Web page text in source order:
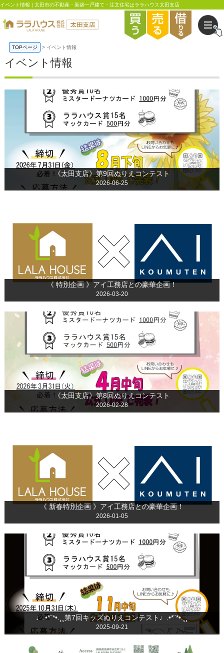
イベント情報 | 太田市の不動産・新築一戸建て・注文住宅はララハウス太田支店
TOPページ イベント情報
イベント情報
《太田支店》第9回ぬりえコンテスト
2026-06-25
《 特別企画 》アイ工務店との豪華企画！
2026-03-20
《太田支店》第8回ぬりえコンテスト
2026-02-28
《 新春特別企画 》アイ工務店との豪華企画！
2026-01-05
♩.•*¨*•.¸¸第7回キッズぬりえコンテスト♩.•*¨*•.¸¸
2025-09-21